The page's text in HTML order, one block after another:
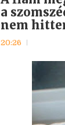
a
nem
20:26